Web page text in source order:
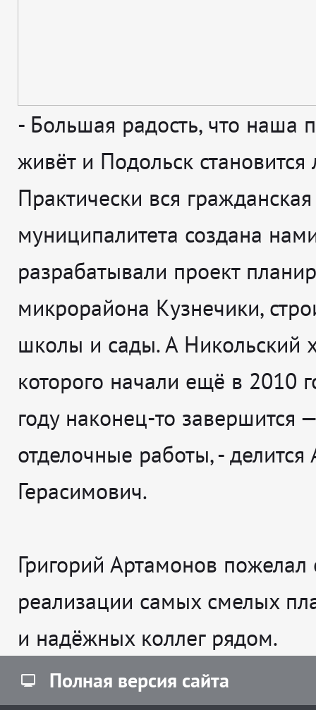
- Большая радость, что наша
живёт и Подольск становится
Практически вся
муниципалитета создана
разрабатывали проект
микрорайона Кузнечики,
школы и сады. А Никольский
которого начали ещё в 2010
году наконец-то завершится
отделочные работы, - делится
Герасимович.
Григорий Артамонов пожелал
реализации самых смелых
и надёжных коллег рядом.
Полная версия сайта